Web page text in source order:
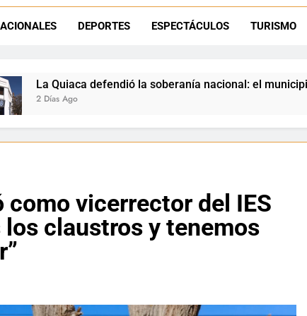
del Niño en La Quiaca: el municipio prepara una gran
DEPORTES ESPECTÁCULOS TURISMO
nacional: el municipio rechazó la flexibilización de
vicerrector del IES
los claustros y tenemos